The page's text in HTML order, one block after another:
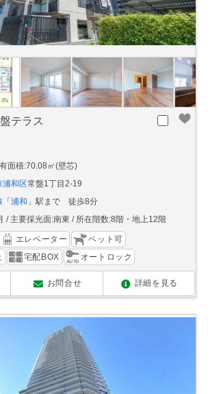
テラス
面積:70.08㎡(壁芯)
浦和区常盤1丁目2-19
「 浦和 」駅まで 徒歩8分
主要採光面:南東 所在階数:8階・地上12階
エレベーター
ペット可
宅配BOX オートロック
お問合せ 詳細を見る